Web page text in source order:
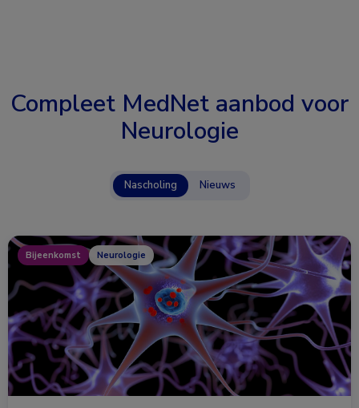
Compleet MedNet aanbod voor
Neurologie
Nascholing Nieuws
Bijeenkomst Neurologie